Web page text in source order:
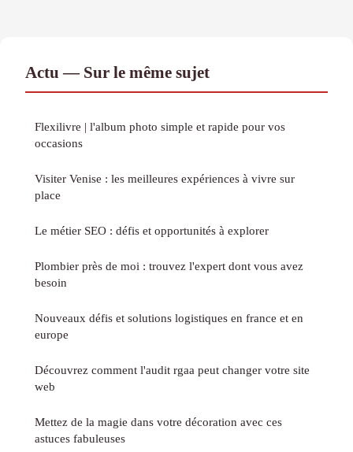
Actu — Sur le même sujet
Flexilivre | l'album photo simple et rapide pour vos
occasions
Visiter Venise : les meilleures expériences à vivre sur
place
Le métier SEO : défis et opportunités à explorer
Plombier près de moi : trouvez l'expert dont vous avez
besoin
Nouveaux défis et solutions logistiques en france et en
europe
Découvrez comment l'audit rgaa peut changer votre site
web
Mettez de la magie dans votre décoration avec ces
astuces fabuleuses